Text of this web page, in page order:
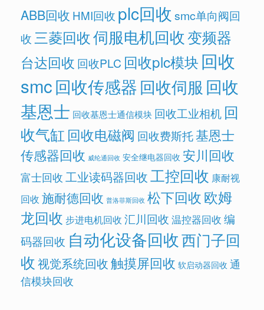
ABB回收 HMI回收 plc回收 smc单向阀回
收 三菱回收伺服电机回收变频器
台达回收 回收PLC 回收plc模块 回收
smc回收传感器回收伺服 回收
基恩士 回收基恩士通信模块 回收工业相机 回
收气缸 回收电磁阀 回收费斯托基恩士
传感器回收 威纶通回收 安全继电器回收 安川回收
富士回收工业读码器回收工控回收 康耐视
回收 施耐德回收 普洛菲斯回收 松下回收欧姆
龙回收 步进电机回收 汇川回收 温控器回收 编
码器回收 自动化设备回收西门子回
收视觉系统回收触摸屏回收 软启动器回收 通
信模块回收